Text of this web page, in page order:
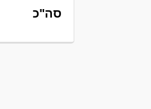
סה"כ